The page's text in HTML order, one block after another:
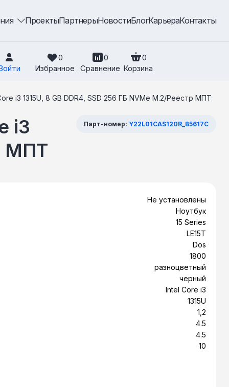
ПроектыПартнерыНовостиБлогКарьераКонтакты
0
Избранное
0
Сравнение
0
Корзина
i3 1315U, 8 GB DDR4, SSD 256 ГБ NVMe M.2/Реестр МПТ
i3
МПТ
Парт-номер: Y22L01CAS120R_B5617C
Не установлены
Ноутбук
15 Series
LE15T
Dos
1800
разноцветный
черный
Intel Core i3
1315U
1,2
4.5
4.5
10